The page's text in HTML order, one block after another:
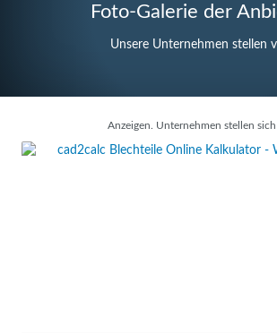
Foto-Galerie der
Unsere Unternehmen stellen
Anzeigen. Unternehmen stellen